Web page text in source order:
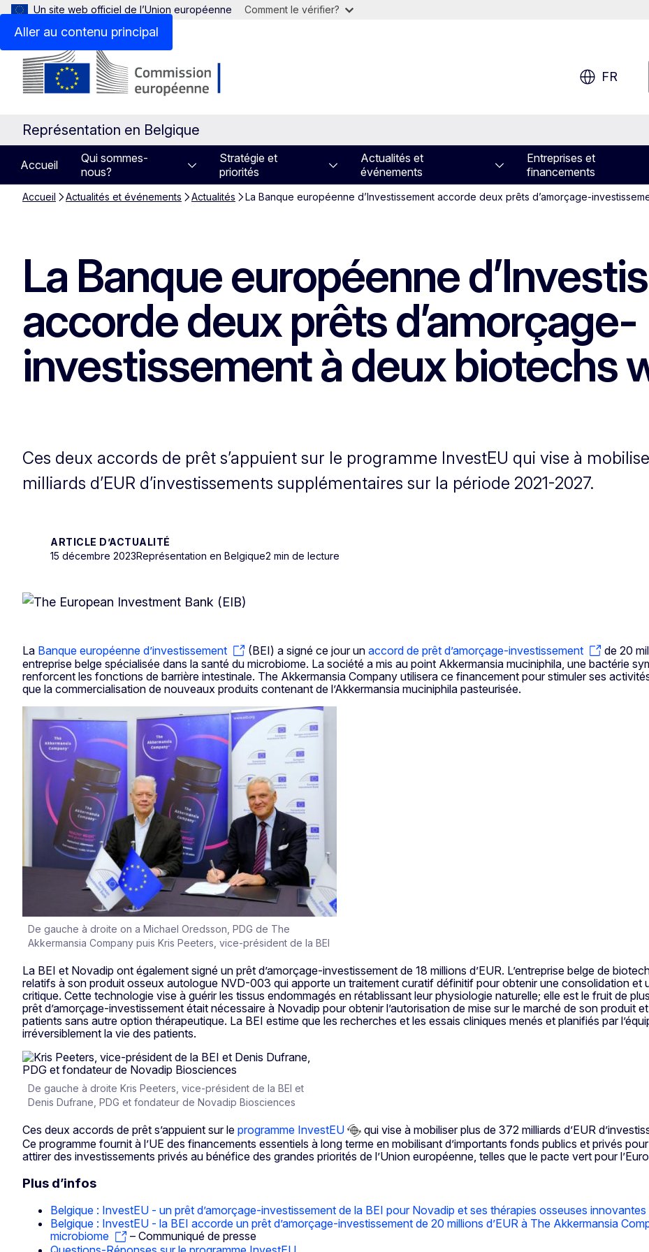
Aller au contenu principal
Un site web officiel de l’Union européenne Comment le vérifier?
FR
Représentation en Belgique
Accueil
Qui sommes-
nous?
Stratégie et
priorités
Actualités et
événements
Entreprises et
financements
Accueil Actualités et événements Actualités La Banque européenne d’Investissement accorde deux prêts d’amorçage-
La Banque européenne
accorde deux prêts d’amorçage-
investissement à deux biotechs
Ces deux accords de prêt s’appuient sur le programme InvestEU qui vise à
milliards d’EUR d’investissements supplémentaires sur la période 2021-2027.
ARTICLE D’ACTUALITÉ
15 décembre 2023Représentation en Belgique2 min de lecture
La Banque européenne d’investissement (BEI) a signé ce jour un accord de prêt d’amorçage-investissement
de 20
entreprise belge spécialisée dans la santé du microbiome. La société a mis au point Akkermansia muciniphila, une bactérie
renforcent les fonctions de barrière intestinale. The Akkermansia Company utilisera ce financement pour stimuler ses
que la commercialisation de nouveaux produits contenant de l’Akkermansia muciniphila pasteurisée.
De gauche à droite on a Michael Oredsson, PDG de The
Akkermansia Company puis Kris Peeters, vice-président de la BEI
La BEI et Novadip ont également signé un prêt d’amorçage-investissement de 18 millions d’EUR. L’entreprise belge de
relatifs à son produit osseux autologue NVD-003 qui apporte un traitement curatif définitif pour obtenir une consolidation et
critique. Cette technologie vise à guérir les tissus endommagés en rétablissant leur physiologie naturelle; elle est le fruit de
prêt d’amorçage-investissement était nécessaire à Novadip pour obtenir l’autorisation de mise sur le marché de son produit
patients sans autre option thérapeutique. La BEI estime que les recherches et les essais cliniques menés et planifiés par
irréversiblement la vie des patients.
De gauche à droite Kris Peeters, vice-président de la BEI et
Denis Dufrane, PDG et fondateur de Novadip Biosciences
Ces deux accords de prêt s’appuient sur le programme InvestEU
qui vise à mobiliser plus de 372 milliards d’EUR
Ce programme fournit à l’UE des financements essentiels à long terme en mobilisant d’importants fonds publics et privés
attirer des investissements privés au bénéfice des grandes priorités de l’Union européenne, telles que le pacte vert pour
Plus d’infos
Belgique : InvestEU - un prêt d’amorçage-investissement de la BEI pour Novadip et ses thérapies osseuses innovantes
Belgique : InvestEU - la BEI accorde un prêt d’amorçage-investissement de 20 millions d’EUR à The Akkermansia
microbiome
– Communiqué de presse